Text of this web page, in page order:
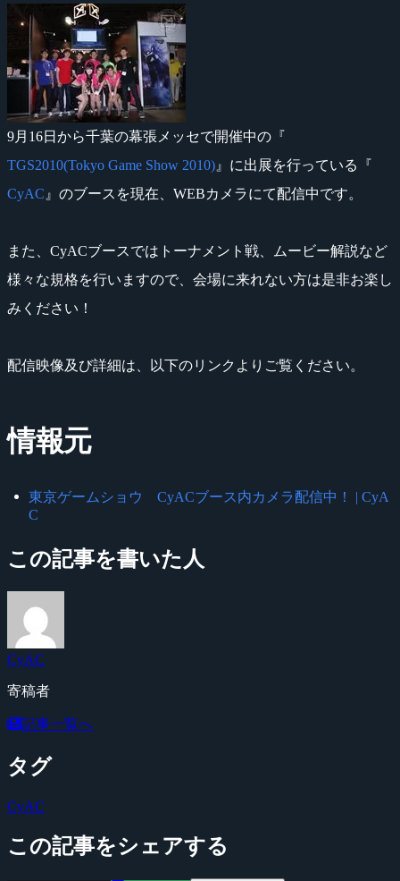
9月16日から千葉の幕張メッセで開催中の『
TGS2010(Tokyo Game Show 2010) 』に出展を行っている『
CyAC 』のブースを現在、WEBカメラにて配信中です。
また、CyACブースではトーナメント戦、ムービー解説など
様々な規格を行いますので、会場に来れない方は是非お楽し
みください！
配信映像及び詳細は、以下のリンクよりご覧ください。
情報元
東京ゲームショウ CyACブース内カメラ配信中！ | CyA
C
この記事を書いた人
CyAC
寄稿者
記事一覧へ
タグ
CyAC
この記事をシェアする